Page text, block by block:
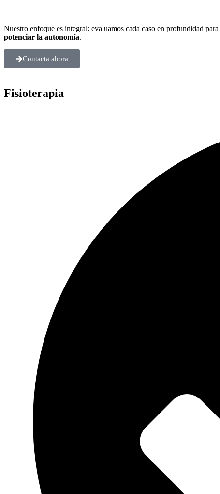
Nuestro enfoque es integral: evaluamos cada caso en profundidad
potenciar la autonomía.
Contacta ahora
Fisioterapia